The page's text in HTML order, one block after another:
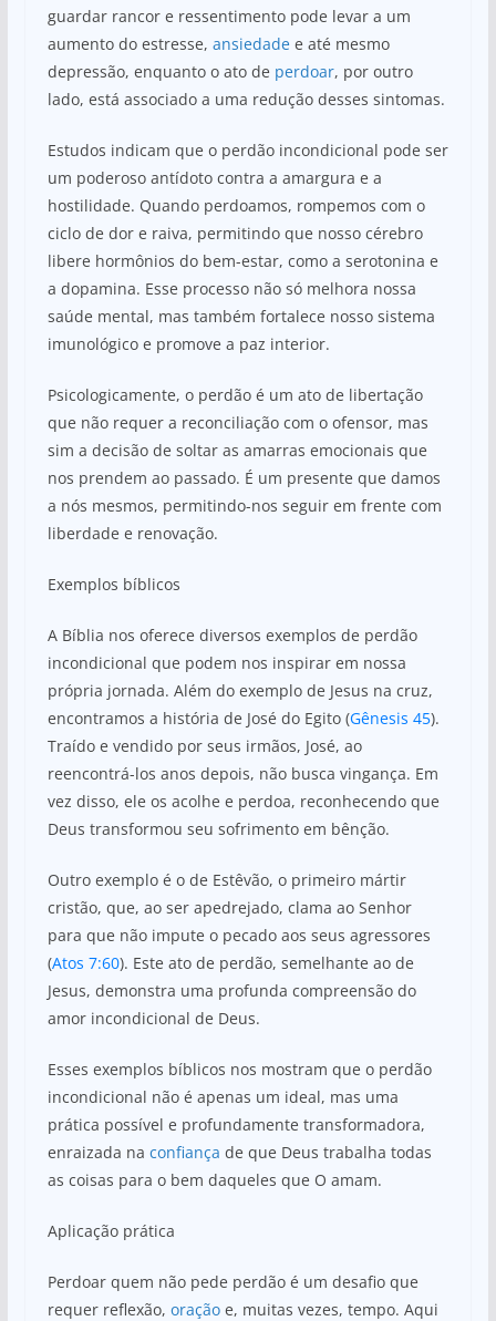
guardar rancor e ressentimento pode levar a um
aumento do estresse, ansiedadee até mesmo
depressão, enquanto o ato de perdoar, por outro
lado, está associado a uma redução desses sintomas.
Estudos indicam que o perdão incondicional pode ser
um poderoso antídoto contra a amargura e a
hostilidade. Quando perdoamos, rompemos com o
ciclo de dor e raiva, permitindo que nosso cérebro
libere hormônios do bem-estar, como a serotonina e
a dopamina. Esse processo não só melhora nossa
saúde mental, mas também fortalece nosso sistema
imunológico e promove a paz interior.
Psicologicamente, o perdão é um ato de libertação
que não requer a reconciliação com o ofensor, mas
sim a decisão de soltar as amarras emocionais que
nos prendem ao passado. É um presente que damos
a nós mesmos, permitindo-nos seguir em frente com
liberdade e renovação.
Exemplos bíblicos
A Bíblia nos oferece diversos exemplos de perdão
incondicional que podem nos inspirar em nossa
própria jornada. Além do exemplo de Jesus na cruz,
encontramos a história de José do Egito (Gênesis 45).
Traído e vendido por seus irmãos, José, ao
reencontrá-los anos depois, não busca vingança. Em
vez disso, ele os acolhe e perdoa, reconhecendo que
Deus transformou seu sofrimento em bênção.
Outro exemplo é o de Estêvão, o primeiro mártir
cristão, que, ao ser apedrejado, clama ao Senhor
para que não impute o pecado aos seus agressores
(Atos 7:60). Este ato de perdão, semelhante ao de
Jesus, demonstra uma profunda compreensão do
amor incondicional de Deus.
Esses exemplos bíblicos nos mostram que o perdão
incondicional não é apenas um ideal, mas uma
prática possível e profundamente transformadora,
enraizada na confiança de que Deus trabalha todas
as coisas para o bem daqueles que O amam.
Aplicação prática
Perdoar quem não pede perdão é um desafio que
requer reflexão, oraçãoe, muitas vezes, tempo. Aqui